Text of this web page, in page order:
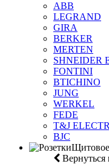
ABB
LEGRAND
GIRA
BERKER
MERTEN
SHNEIDER
FONTINI
BTICHINO
JUNG
WERKEL
FEDE
T&J
BJC